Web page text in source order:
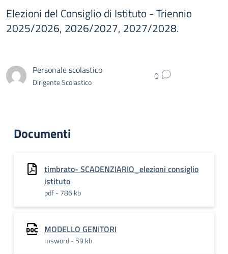
Elezioni del Consiglio di Istituto - Triennio
2025/2026, 2026/2027, 2027/2028.
Personale scolastico
Dirigente Scolastico 0
Documenti
timbrato- SCADENZIARIO_elezioni consiglio
istituto
pdf - 786 kb
MODELLO GENITORI
msword - 59 kb